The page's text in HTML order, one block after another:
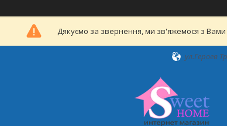
Дякуємо за звернення, ми зв'яжемося з Вами
ул.Героев